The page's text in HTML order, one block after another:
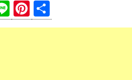
Li
n
Pi
nt 有